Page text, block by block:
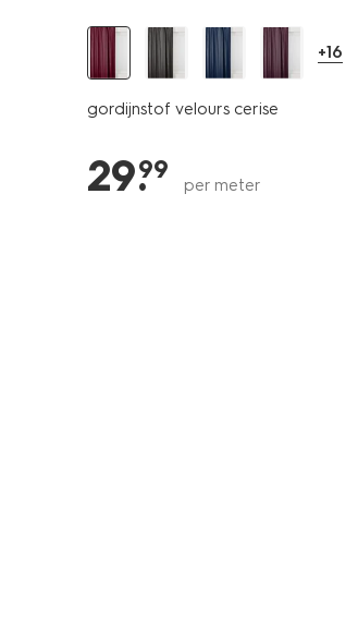
+16
gordijnstof velours cerise
29.
99
per meter